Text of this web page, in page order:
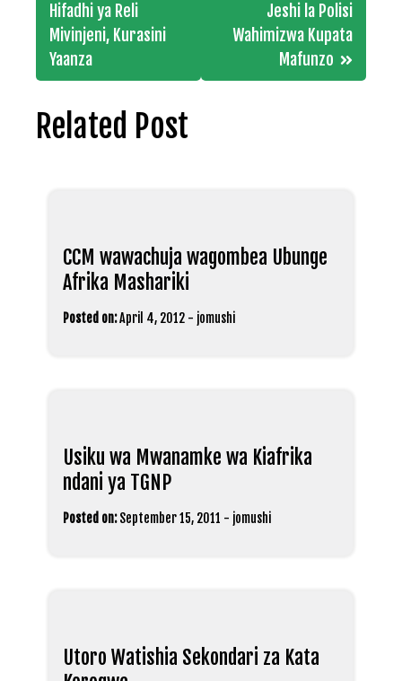
Hifadhi ya Reli
Mivinjeni, Kurasini
Yaanza
Jeshi la Polisi
Wahimizwa Kupata
Mafunzo
Related Post
CCM wawachuja wagombea Ubunge
Afrika Mashariki
Posted on:April 4, 2012 - jomushi
Usiku wa Mwanamke wa Kiafrika
ndani ya TGNP
Posted on: September 15, 2011 - jomushi
Utoro Watishia Sekondari za Kata